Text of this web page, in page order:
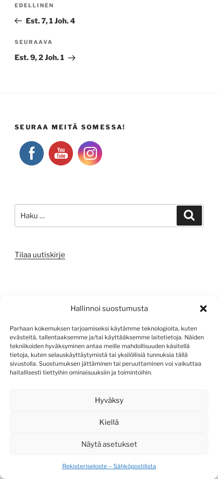
Hallinnoi suostumusta
Parhaan kokemuksen tarjoamiseksi käytämme teknologioita, kuten
evästeitä, tallentaaksemme ja/tai käyttääksemme laitetietoja. Näiden
tekniikoiden hyväksyminen antaa meille mahdollisuuden käsitellä
tietoja, kuten selauskäyttäytymistä tai yksilöllisiä tunnuksia tällä
sivustolla. Suostumuksen jättäminen tai peruuttaminen voi vaikuttaa
haitallisesti tiettyihin ominaisuuksiin ja toimintoihin.
Hyväksy
Kiellä
Näytä asetukset
Rekisteriseloste – Sähköpostilista
Edellinen
artikkeli
EDELLINEN
Est. 7, 1 Joh. 4
Seuraava
artikkeli
SEURAAVA
Est. 9, 2 Joh. 1
SEURAA MEITÄ SOMESSA!
Tilaa uutiskirje
Sisältösyöte
Kommenttisyöte